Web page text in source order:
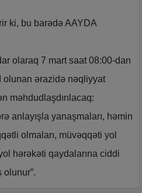
ki, bu barədə AAYDA
olaraq 7 mart saat 08:00-dan
olunan ərazidə nəqliyyat
məhdudlaşdırılacaq:
anlayışla yanaşmaları, həmin
olmaları, müvəqqəti yol
hərəkəti qaydalarına ciddi